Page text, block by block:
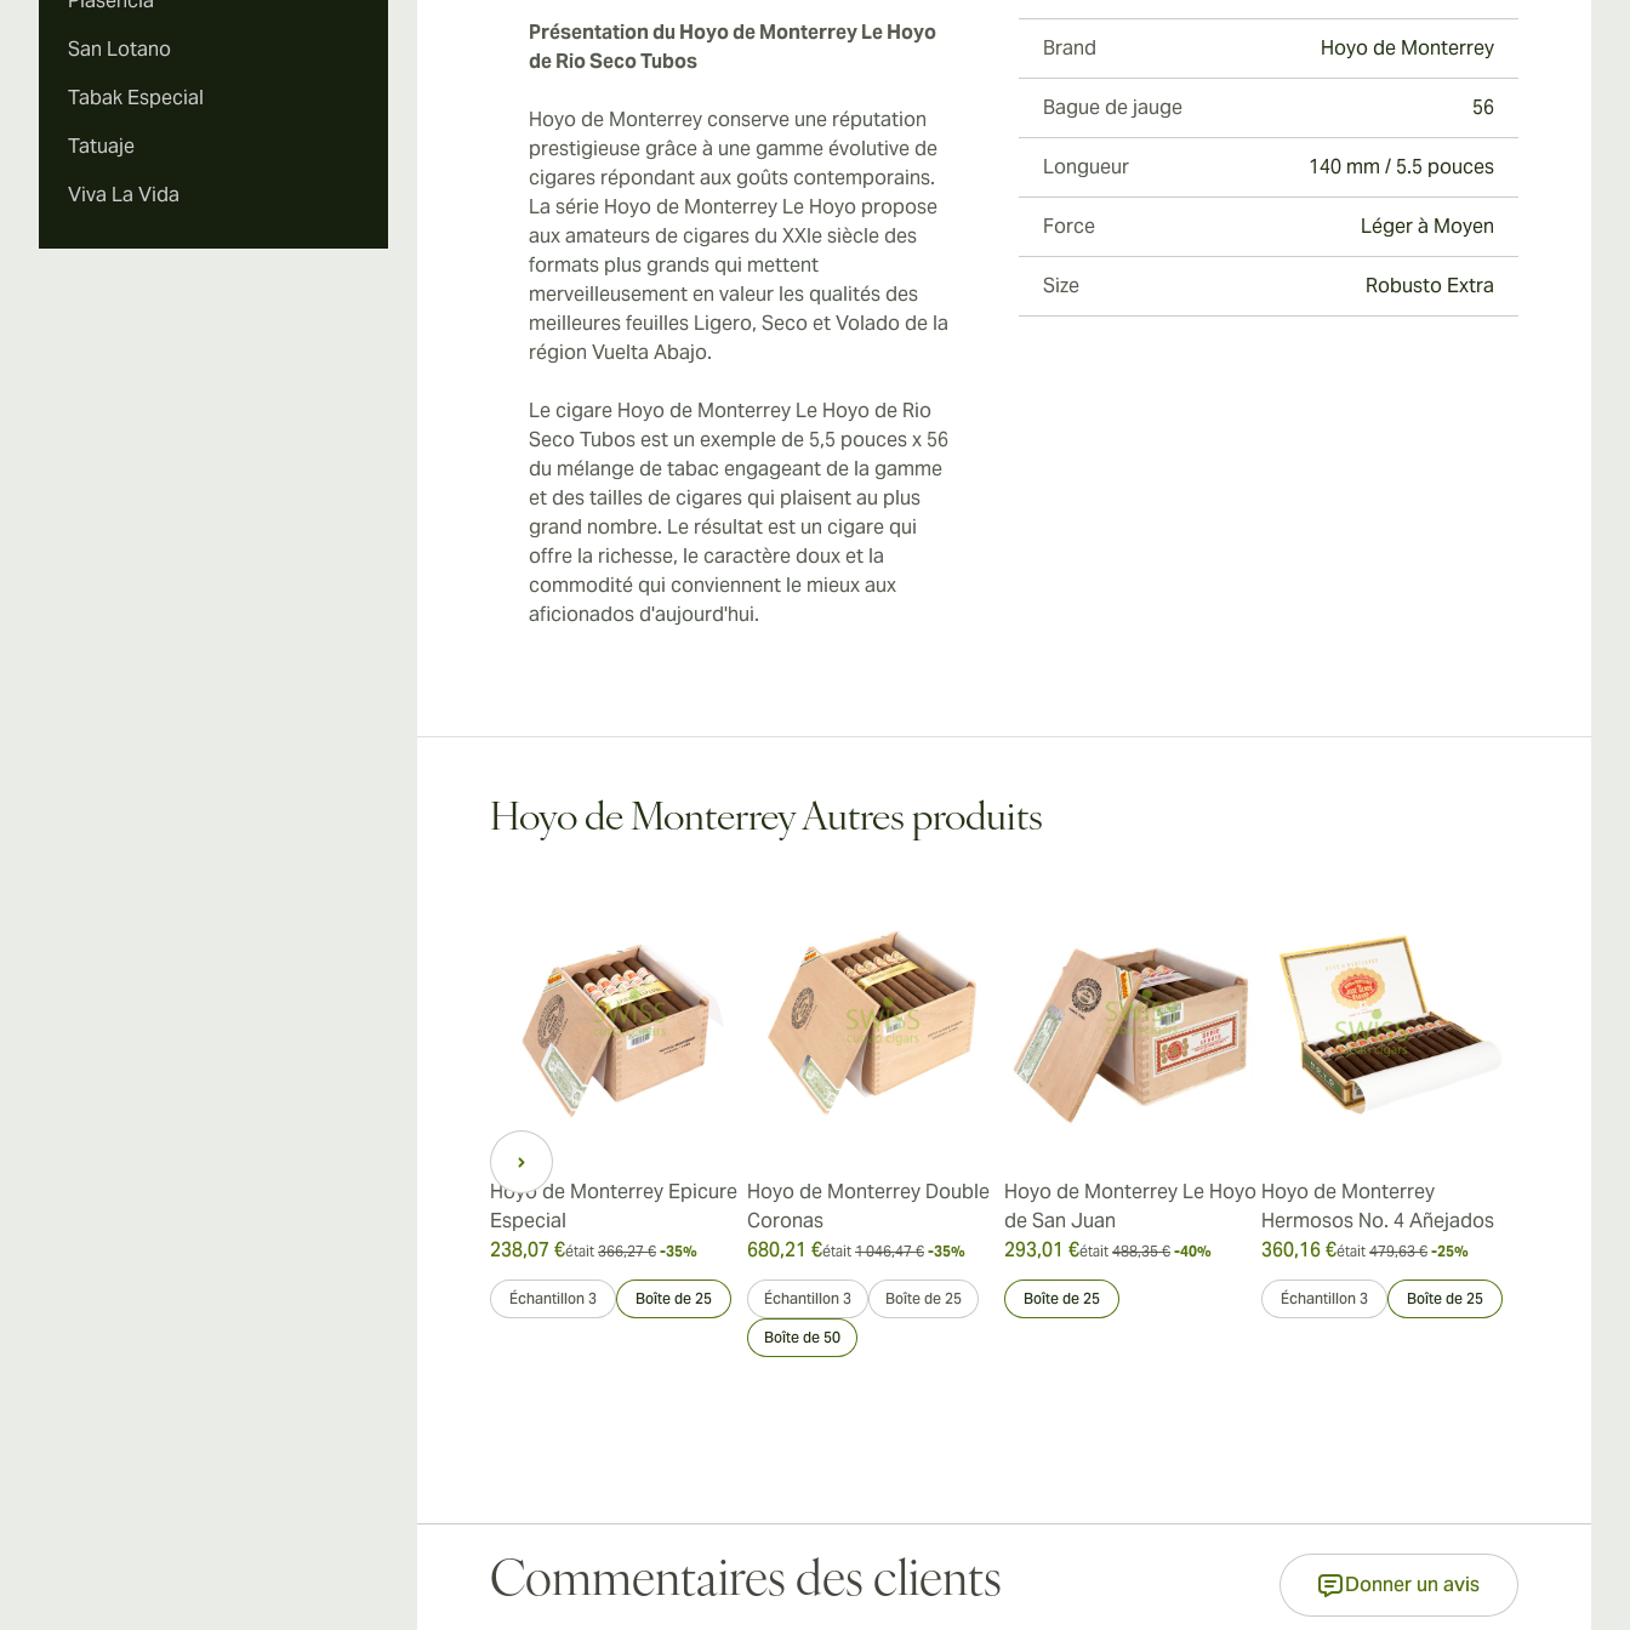
San Lotano
Tabak Especial
Tatuaje
Viva La Vida
Présentation du Hoyo de Monterrey Le Hoyo
de Rio Seco Tubos
Hoyo de Monterrey conserve une réputation
prestigieuse grâce à une gamme évolutive de
cigares répondant aux goûts contemporains.
La série Hoyo de Monterrey Le Hoyo propose
aux amateurs de cigares du XXIe siècle des
formats plus grands qui mettent
merveilleusement en valeur les qualités des
meilleures feuilles Ligero, Seco et Volado de la
région Vuelta Abajo.
Le cigare Hoyo de Monterrey Le Hoyo de Rio
Seco Tubos est un exemple de 5,5 pouces x 56
du mélange de tabac engageant de la gamme
et des tailles de cigares qui plaisent au plus
grand nombre. Le résultat est un cigare qui
offre la richesse, le caractère doux et la
commodité qui conviennent le mieux aux
aficionados d'aujourd'hui.
Brand Hoyo de Monterrey
Bague de jauge 56
Longueur 140 mm / 5.5 pouces
Force Léger à Moyen
Size Robusto Extra
Hoyo de Monterrey Autres produits
Hoyo de Monterrey Epicure
Especial
238,07 €était 366,27 € -35%
Échantillon 3 Boîte de 25
Hoyo de Monterrey Double
Coronas
680,21 €était 1 046,47 € -35%
Échantillon 3 Boîte de 25
Boîte de 50
Hoyo de Monterrey Le Hoyo
de San Juan
293,01 €était 488,35 € -40%
Boîte de 25
Hoyo de Monterrey
Hermosos No. 4 Añejados
360,16 €était 479,63 € -25%
Échantillon 3 Boîte de 25
Commentaires des clients Donner un avis